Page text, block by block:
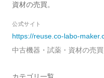
資材の売買。
公式サイト
https://reuse.co-labo-
中古機器・試薬・資材の売